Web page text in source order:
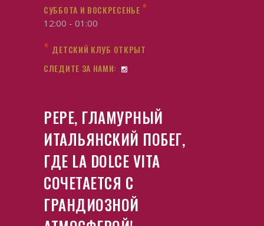
СУББОТА И ВОСКРЕСЕНЬЕ *
12:00 - 01:00
* ДЕТСКИЙ КЛУБ ОТКРЫТ
СЛЕДИТЕ ЗА НАМИ:
PEPE, ГЛАМУРНЫЙ
ИТАЛЬЯНСКИЙ ПОБЕГ,
ГДЕ LA DOLCE VITA
СОЧЕТАЕТСЯ С
ГРАНДИОЗНОЙ